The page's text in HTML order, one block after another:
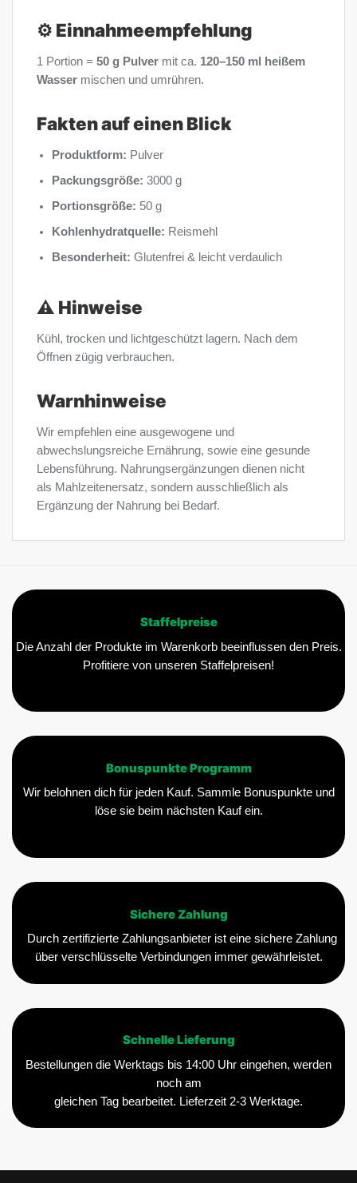
⚙️ Einnahmeempfehlung
1 Portion = 50 g Pulver mit ca. 120–150 ml heißem
Wasser mischen und umrühren.
Fakten auf einen Blick
Produktform: Pulver
Packungsgröße: 3000 g
Portionsgröße: 50 g
Kohlenhydratquelle: Reismehl
Besonderheit: Glutenfrei & leicht verdaulich
⚠️ Hinweise
Kühl, trocken und lichtgeschützt lagern. Nach dem
Öffnen zügig verbrauchen.
Warnhinweise
Wir empfehlen eine ausgewogene und
abwechslungsreiche Ernährung, sowie eine gesunde
Lebensführung. Nahrungsergänzungen dienen nicht
als Mahlzeitenersatz, sondern ausschließlich als
Ergänzung der Nahrung bei Bedarf.
Staffelpreise
Die Anzahl der Produkte im Warenkorb beeinflussen den Preis.
Profitiere von unseren Staffelpreisen!
Bonuspunkte Programm
Wir belohnen dich für jeden Kauf. Sammle Bonuspunkte und
löse sie beim nächsten Kauf ein.
Sichere Zahlung
Durch zertifizierte Zahlungsanbieter ist eine sichere Zahlung
über verschlüsselte Verbindungen immer gewährleistet.
Schnelle Lieferung
Bestellungen die Werktags bis 14:00 Uhr eingehen, werden
noch am
gleichen Tag bearbeitet. Lieferzeit 2-3 Werktage.